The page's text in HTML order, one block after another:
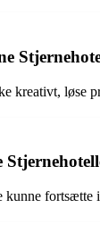
løse